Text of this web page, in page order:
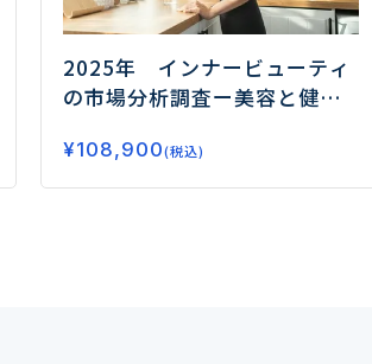
2025年 インナービューティ
の市場分析調査ー美容と健康
¥108,900(税込)